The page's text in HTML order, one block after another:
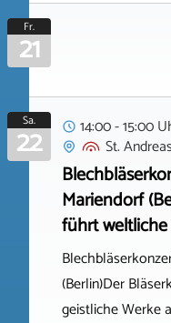
Fr.
21
Sa.
22
14:00 - 15:00
St. Andreas
Mariendorf
führt
(Berlin)Der
geistliche Werke